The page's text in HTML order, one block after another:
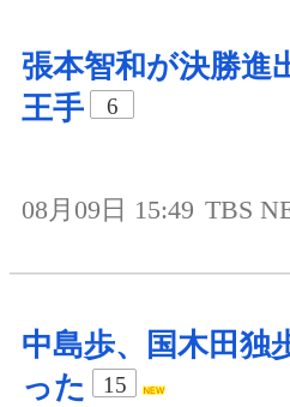
張本智和が決勝進
王手
6
08月09日 15:49 TBS
中島歩、国木田独
った
15